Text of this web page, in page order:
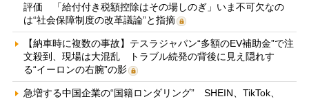
評価 「給付付き税額控除はその場しのぎ」いま不可欠なの
は“社会保障制度の改革議論”と指摘
【納車時に複数の事故】テスラジャパン“多額のEV補助金”で注
文殺到、現場は大混乱 トラブル続発の背後に見え隠れす
る“イーロンの右腕”の影
急増する中国企業の“国籍ロンダリング” SHEIN、TikTok、